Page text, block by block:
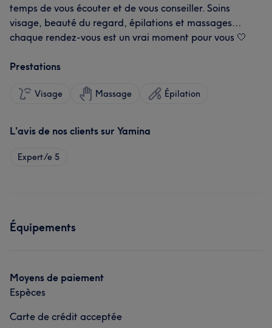
temps de vous écouter et de vous conseiller. Soins
visage, beauté du regard, épilations et massages…
chaque rendez-vous est un vrai moment pour vous 🤍
Prestations
Visage Massage Épilation
L'avis de nos clients sur Yamina
Expert/e 5
Équipements
Moyens de paiement
Espèces
Carte de crédit acceptée